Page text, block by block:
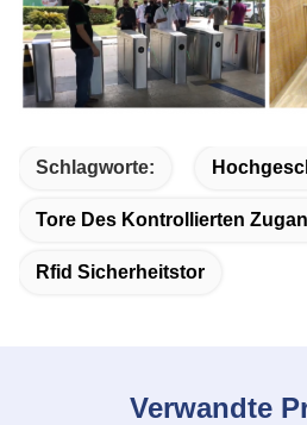
Schlagworte:
Tore Des Kontrollierten
Rfid Sicherheitstor
Verwandte